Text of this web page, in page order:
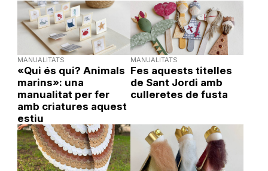
MANUALITATS
«Qui és qui? Animals
marins»: una
manualitat per fer
amb criatures aquest
estiu
MANUALITATS
Fes aquests titelles
de Sant Jordi amb
culleretes de fusta